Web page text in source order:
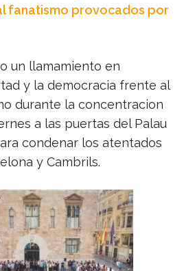
fanatismo provocados por
un llamamiento en
y la democracia frente al
durante la concentracion
a las puertas del Palau
condenar los atentados
y Cambrils.